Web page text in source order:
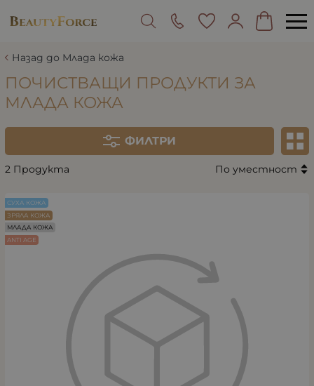
Назад до Млада кожа
ПОЧИСТВАЩИ ПРОДУКТИ ЗА
МЛАДА КОЖА
ФИЛТРИ
2 Продукта По уместност
СУХА КОЖА
ЗРЯЛА КОЖА
МЛАДА КОЖА
ANTI AGE